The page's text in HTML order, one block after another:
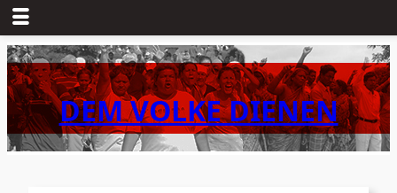
Zum
Inhalt
springenDEM VOLKE DIENEN